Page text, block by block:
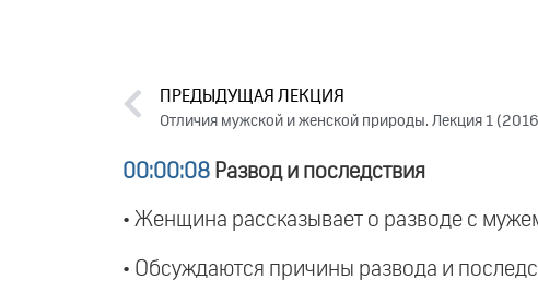
ПРЕДЫДУЩАЯ ЛЕКЦИЯ
Отличия мужской и женской природы. Лекция 1
00:00:08 Развод и последствия
• Женщина рассказывает о разводе с
• Обсуждаются причины развода и